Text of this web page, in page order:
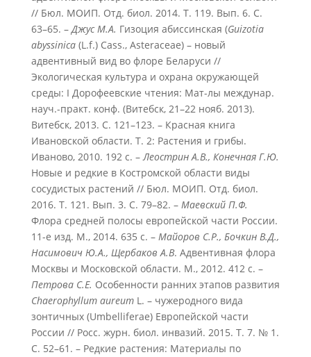
// Бюл. МОИП. Отд. биол. 2014. Т. 119. Вып. 6. С.
63–65. –Джус М.А. Гизоция абиссинская (Guizotia
abyssinica(L.f.) Cass., Asteraceae) – новый
адвентивный вид во флоре Беларуси //
Экологическая культура и охрана окружающей
среды: I Дорофеевские чтения: Мат-лы междунар.
науч.-практ. конф. (Витебск, 21–22 нояб. 2013).
Витебск, 2013. С. 121–123. – Красная книга
Ивановской области. Т. 2: Растения и грибы.
Иваново, 2010. 192 с. –Леострин А.В., Конечная Г.Ю.
Новые и редкие в Костромской области виды
сосудистых растений // Бюл. МОИП. Отд. биол.
2016. Т. 121. Вып. 3. С. 79–82. – Маевский П.Ф.
Флора средней полосы европейской части России.
11-е изд. М., 2014. 635 с. – Майоров С.Р., Бочкин В.Д.,
Насимович Ю.А., Щербаков А.В. Адвентивная флора
Москвы и Московской области. М., 2012. 412 с. –
Петрова С.Е. Особенности ранних этапов развития
Chaerophyllum aureum L. – чужеродного вида
зонтичных (Umbelliferae) Европейской части
России // Росс. журн. биол. инвазий. 2015. Т. 7. № 1.
С. 52–61. – Редкие растения: Материалы по